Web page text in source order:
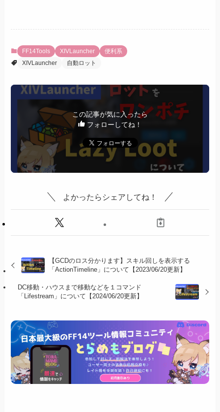
FF14Tools XIVLauncher
便利系
XIVLauncher
自動ロット
この記事が気に入ったら
フォローしてね！
よかったらシェアしてね！
【GCDのロス分かります】スキル回しを表示する
「ActionTimeline」について【2023/06/20更新】
DC移動・ハウスまで移動などを１コマンド
「Lifestream」について【2024/06/20更新】